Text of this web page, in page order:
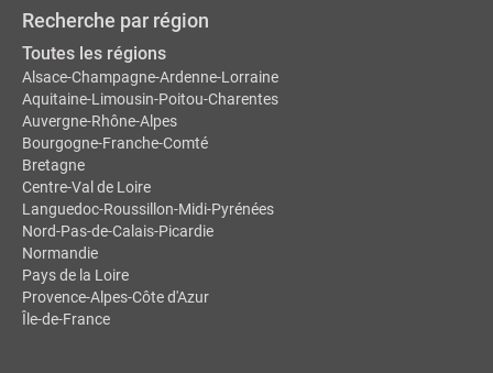
Recherche par région
Toutes les régions
Alsace-Champagne-Ardenne-Lorraine
Aquitaine-Limousin-Poitou-Charentes
Auvergne-Rhône-Alpes
Bourgogne-Franche-Comté
Bretagne
Centre-Val de Loire
Languedoc-Roussillon-Midi-Pyrénées
Nord-Pas-de-Calais-Picardie
Normandie
Pays de la Loire
Provence-Alpes-Côte d'Azur
Île-de-France